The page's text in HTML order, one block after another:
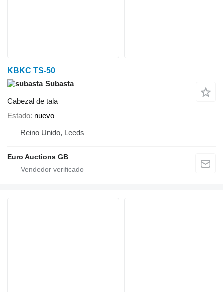
KBKC TS-50
Subasta
Cabezal de tala
Estado nuevo
Reino Unido, Leeds
Euro Auctions GB